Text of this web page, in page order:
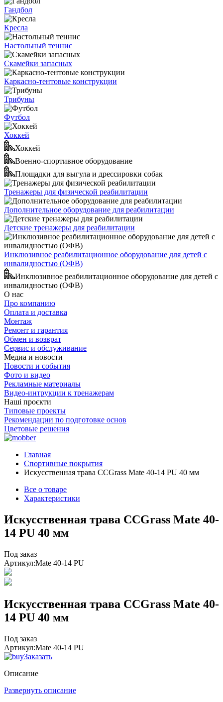
Гандбол
Кресла
Настольный теннис
Скамейки запасных
Каркасно-тентовые конструкции
Трибуны
Футбол
Хоккей
Хоккей
Военно-спортивное оборудование
Площадки для выгула и дрессировки собак
Тренажеры для физической реабилитации
Дополнительное оборудование для реабилитации
Детские тренажеры для реабилитации
Инклюзивное реабилитационное оборудование для детей с
инвалидностью (ОФВ)
Инклюзивное реабилитационное оборудование для детей с
инвалидностью (ОФВ)
О нас
Про компанию
Оплата и доставка
Монтаж
Ремонт и гарантия
Обмен и возврат
Сервис и обслуживание
Медиа и новости
Новости и события
Фото и видео
Рекламные материалы
Видео-интрукции к тренажерам
Наші проєкти
Типовые проекты
Рекомендации по подготовке основ
Цветовые решения
Главная
Спортивные покрытия
Искусственная трава CCGrass Mate 40-14 PU 40 мм
Все о товаре
Характеристики
Искусственная трава CCGrass Mate 40-
14 PU 40 мм
Под заказ
Артикул:Mate 40-14 PU
Искусственная трава CCGrass Mate 40-
14 PU 40 мм
Под заказ
Артикул:Mate 40-14 PU
Заказать
Описание
Развернуть описание